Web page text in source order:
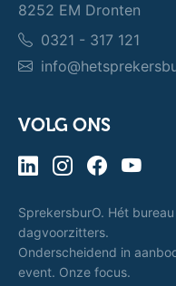
8252 EM Dronten
0321 - 317 121
VOLG ONS
SprekersburO. Hét
dagvoorzitters.
Onderscheidend in
event. Onze focus.